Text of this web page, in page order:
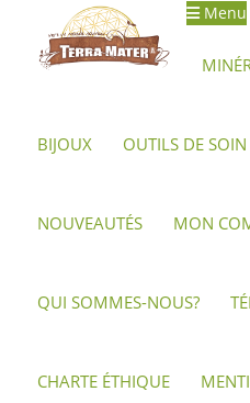
Aller
Aller
au
Menu
BIJOUX OUTILS DE SOIN
NOUVEAUTÉS MON
QUI SOMMES-NOUS?
CHARTE ÉTHIQUE
Accueil Produits identifiés
Spirale
plus